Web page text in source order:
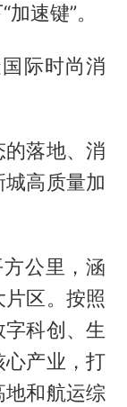
速键”。
际时尚消
落地、消
高质量加
公里，涵
区。按照
科创、生
心产业，打
和航运综